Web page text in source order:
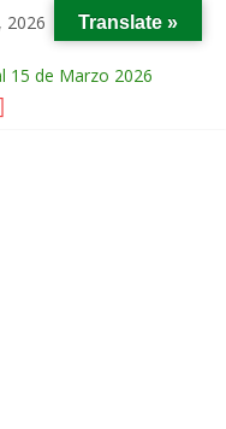
2026
15 de Marzo 2026
al 2 de
Translate »